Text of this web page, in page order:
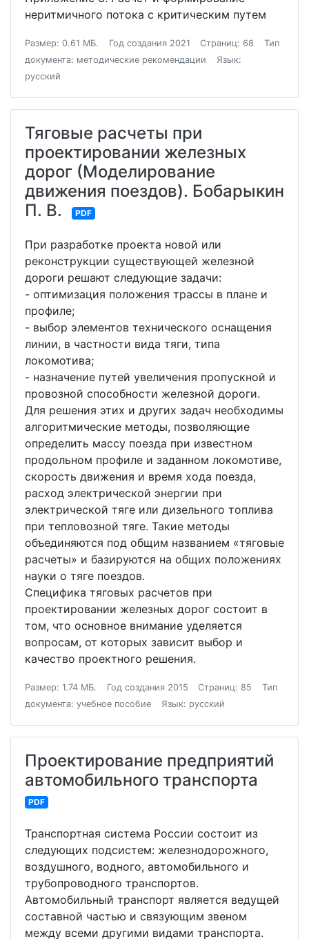
неритмичного потока с критическим путем
Размер: 0.61 МБ. Год создания 2021 Страниц: 68
Тип
документа: методические рекомендации
Язык:
русский
Тяговые расчеты при
проектировании железных
дорог (Моделирование
движения поездов). Бобарыкин
П. В.
PDF
При разработке проекта новой или
реконструкции существующей железной
дороги решают следующие задачи:
- оптимизация положения трассы в плане и
профиле;
- выбор элементов технического оснащения
линии, в частности вида тяги, типа
локомотива;
- назначение путей увеличения пропускной и
провозной способности железной дороги.
Для решения этих и других задач необходимы
алгоритмические методы, позволяющие
определить массу поезда при известном
продольном профиле и заданном локомотиве,
скорость движения и время хода поезда,
расход электрической энергии при
электрической тяге или дизельного топлива
при тепловозной тяге. Такие методы
объединяются под общим названием «тяговые
расчеты» и базируются на общих положениях
науки о тяге поездов.
Специфика тяговых расчетов при
проектировании железных дорог состоит в
том, что основное внимание уделяется
вопросам, от которых зависит выбор и
качество проектного решения.
Размер: 1.74 МБ. Год создания 2015 Страниц: 85
Тип
документа: учебное пособие
Язык: русский
Проектирование предприятий
автомобильного транспорта
PDF
Транспортная система России состоит из
следующих подсистем: железнодорожного,
воздушного, водного, автомобильного и
трубопроводного транспортов.
Автомобильный транспорт является ведущей
составной частью и связующим звеном
между всеми другими видами транспорта.